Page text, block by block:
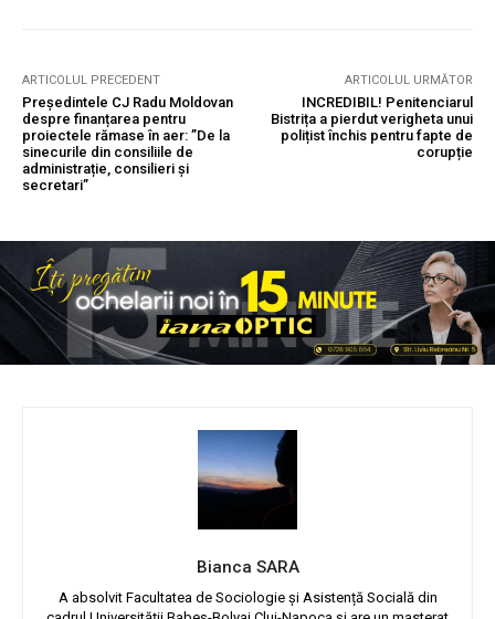
ARTICOLUL PRECEDENT
Președintele CJ Radu Moldovan
despre finanțarea pentru
proiectele rămase în aer: ”De la
sinecurile din consiliile de
administrație, consilieri și
secretari”
ARTICOLUL URMĂTOR
INCREDIBIL! Penitenciarul
Bistrița a pierdut verigheta unui
polițist închis pentru fapte de
corupție
Bianca SARA
A absolvit Facultatea de Sociologie și Asistență Socială din